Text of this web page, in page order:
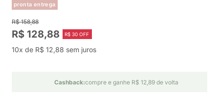
pronta entrega
R$ 158,88
R$ 128,88 R$ 30 OFF
10x de R$ 12,88 sem juros
Cashback:compre e ganhe R$ 12,89 de volta